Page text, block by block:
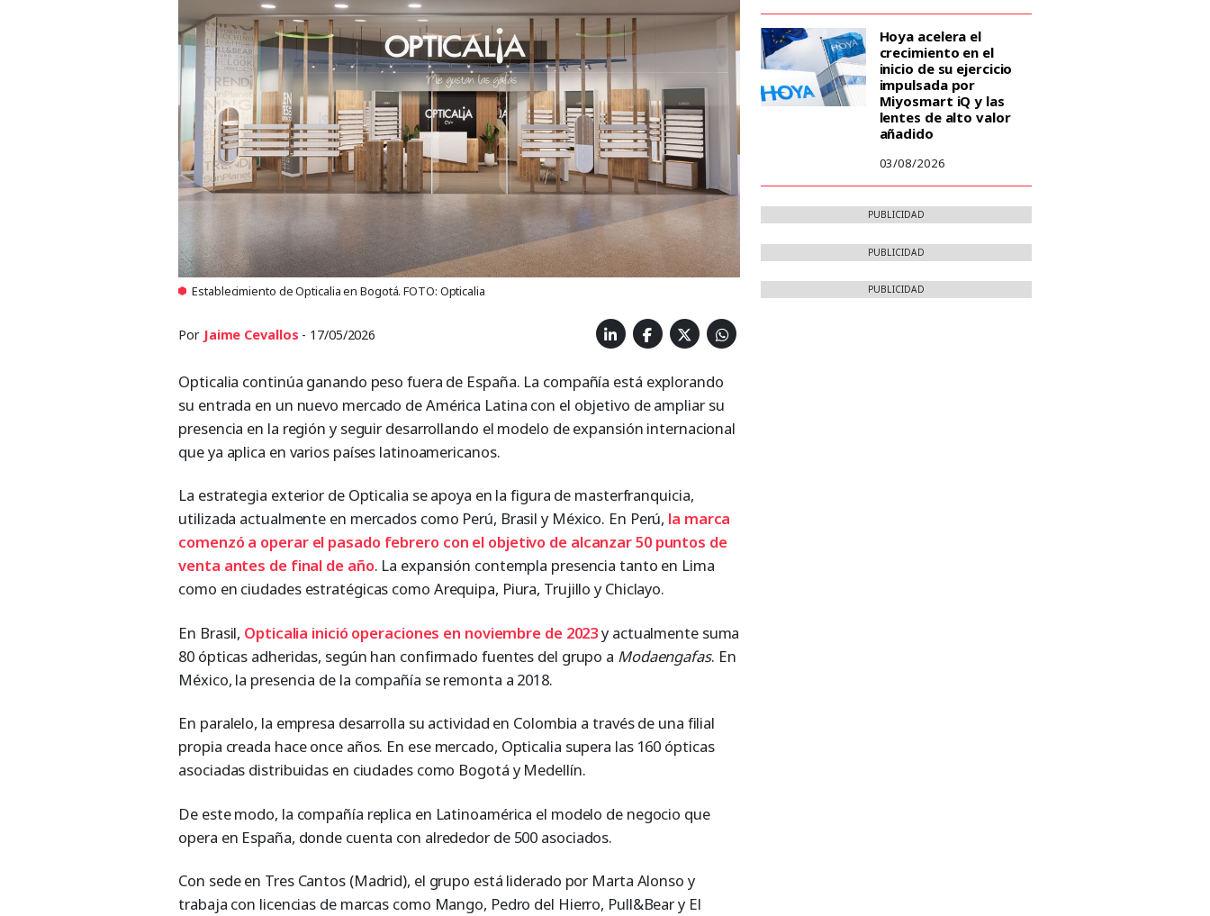
Establecimiento de Opticalia en Bogotá. FOTO: Opticalia
Por Jaime Cevallos - 17/05/2026
Opticalia continúa ganando peso fuera de España. La compañía está explorando
su entrada en un nuevo mercado de América Latina con el objetivo de ampliar su
presencia en la región y seguir desarrollando el modelo de expansión internacional
que ya aplica en varios países latinoamericanos.
La estrategia exterior de Opticalia se apoya en la figura de masterfranquicia,
utilizada actualmente en mercados como Perú, Brasil y México. En Perú, la marca
comenzó a operar el pasado febrero con el objetivo de alcanzar 50 puntos de
venta antes de final de año. La expansión contempla presencia tanto en Lima
como en ciudades estratégicas como Arequipa, Piura, Trujillo y Chiclayo.
En Brasil, Opticalia inició operaciones en noviembre de 2023y actualmente suma
80 ópticas adheridas, según han confirmado fuentes del grupo a Modaengafas. En
México, la presencia de la compañía se remonta a 2018.
En paralelo, la empresa desarrolla su actividad en Colombia a través de una filial
propia creada hace once años. En ese mercado, Opticalia supera las 160 ópticas
asociadas distribuidas en ciudades como Bogotá y Medellín.
De este modo, la compañía replica en Latinoamérica el modelo de negocio que
opera en España, donde cuenta con alrededor de 500 asociados.
Con sede en Tres Cantos (Madrid), el grupo está liderado por Marta Alonso y
trabaja con licencias de marcas como Mango, Pedro del Hierro, Pull&Bear y El
Hoya acelera el
crecimiento en el
inicio de su ejercicio
impulsada por
Miyosmart iQ y las
lentes de alto valor
añadido
03/08/2026
PUBLICIDAD
PUBLICIDAD
PUBLICIDAD